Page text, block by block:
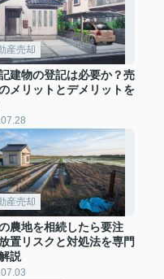
産売却
建物の登記は必要か？売
メリットとデメリットを
産売却
農地を相続したら要注
置リスクと対処法を専門
説